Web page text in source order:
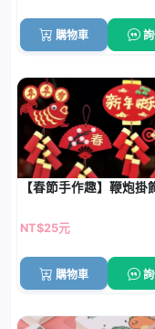
購物車 詢
【春節手作趣】鞭炮
NT$25元
購物車 詢